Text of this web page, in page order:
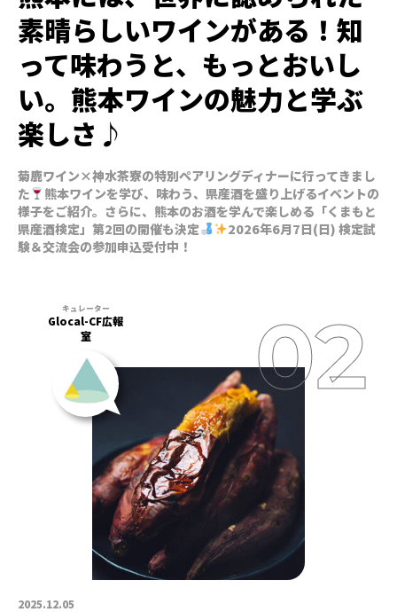
素晴らしいワインがある！知
って味わうと、もっとおいし
い。熊本ワインの魅力と学ぶ
楽しさ♪
菊鹿ワイン×神水茶寮の特別ペアリングディナーに行ってきまし
た
熊本ワインを学び、味わう、県産酒を盛り上げるイベントの
様子をご紹介。さらに、熊本のお酒を学んで楽しめる「くまもと
県産酒検定」第2回の開催も決定
2026年6月7日(日) 検定試
験＆交流会の参加申込受付中！
2025.12.05
Glocal-CF広報
室